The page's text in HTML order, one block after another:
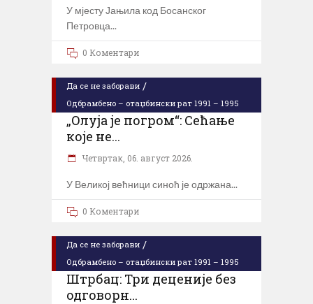
У мјесту Јањила код Босанског
Петровца
0 Коментари
Да се не заборави /
Одбрамбено – отаџбински рат 1991 – 1995
„Олуја је погром“: Сећање
које не...
Четвртак, 06. август 2026.
У Великој већници синоћ је одржана
0 Коментари
Да се не заборави /
Одбрамбено – отаџбински рат 1991 – 1995
Штрбац: Три деценије без
одговорн...